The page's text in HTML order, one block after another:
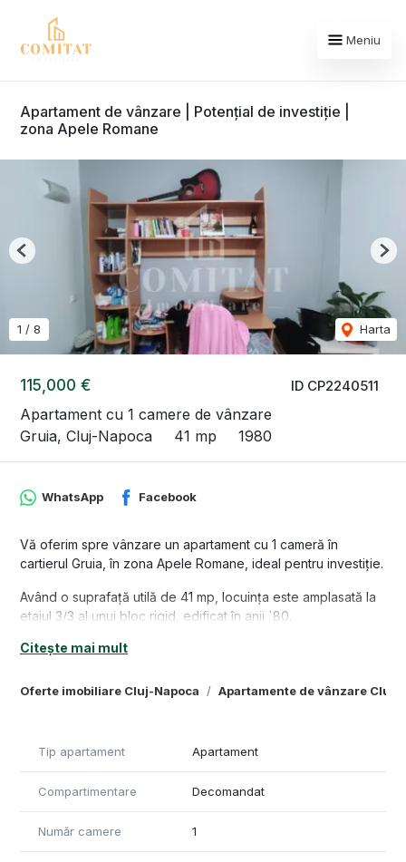
Meniu
Apartament de vânzare | Potențial de investiție |
zona Apele Romane
ID CP2240511
115,000 €
Apartament cu 1 camere de vânzare
Gruia, Cluj-Napoca
41 mp 1980
1 / 8 Harta
Previous
Oferte imobiliare Cluj-Napoca Apartamente de vânzare Cluj-
WhatsApp Facebook
Vă oferim spre vânzare un apartament cu 1 cameră în
cartierul Gruia, în zona Apele Romane, ideal pentru investiție.
Având o suprafață utilă de 41 mp, locuința este amplasată la
etajul 3/3 al unui bloc rigid, edificat în anii `80.
astfel: 1 hol, 1 bucătărie spațioasă cu loc de luat masa, 1
facultăți. De asemenea, nici zonele verzi nu lipsesc din
peisaj, existând în apropiere diverse parcuri și terenuri de
mijloacelor de transport în comun este, de asemenea, facil,
acestea fac legătura atât cu centrul orașului, cât și cu
Citește mai mult
Tip apartament Apartament
Compartimentare Decomandat
Număr camere 1